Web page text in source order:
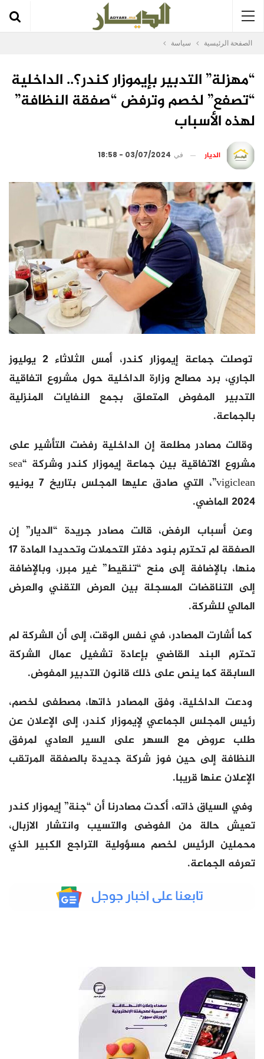
الصفحة الرئيسية سياسة
“مهزلة” التدبير بإيموزار كندر؟.. الداخلية
“تصفع” لخصم وترفض “صفقة النظافة”
لهذه الأسباب
الديار في 03/07/2024 - 18:58
توصلت جماعة إيموزار كندر، أمس الثلاثاء 2 يوليوز
الجاري، برد مصالح وزارة الداخلية حول مشروع اتفاقية
التدبير المفوض المتعلق بجمع النفايات المنزلية
بالجماعة.
وقالت مصادر مطلعة إن الداخلية رفضت التأشير على
مشروع الاتفاقية بين جماعة إيموزار كندر وشركة “sea
vigiclean”، التي صادق عليها المجلس بتاريخ 7 يونيو
2024 الماضي.
وعن أسباب الرفض، قالت مصادر جريدة “الديار” إن
الصفقة لم تحترم بنود دفتر التحملات وتحديدا المادة 17
منها، بالإضافة إلى منح “تنقيط” غير مبرر، وبالإضافة
إلى التناقضات المسجلة بين العرض التقني والعرض
المالي للشركة.
كما أشارت المصادر، في نفس الوقت، إلى أن الشركة لم
تحترم البند القاضي بإعادة تشغيل عمال الشركة
السابقة كما ينص على ذلك قانون التدبير المفوض.
ودعت الداخلية، وفق المصادر ذاتها، مصطفى لخصم،
رئيس المجلس الجماعي لإيموزار كندر، إلى الإعلان عن
طلب عروض مع السهر على السير العادي لمرفق
النظافة إلى حين فوز شركة جديدة بالصفقة المرتقب
الإعلان عنها قريبا.
وفي السياق ذاته، أكدت مصادرنا أن “جنة” إيموزار كندر
تعيش حالة من الفوضى والتسيب وانتشار الازبال،
محملين الرئيس لخصم مسؤولية التراجع الكبير الذي
تعرفه الجماعة.